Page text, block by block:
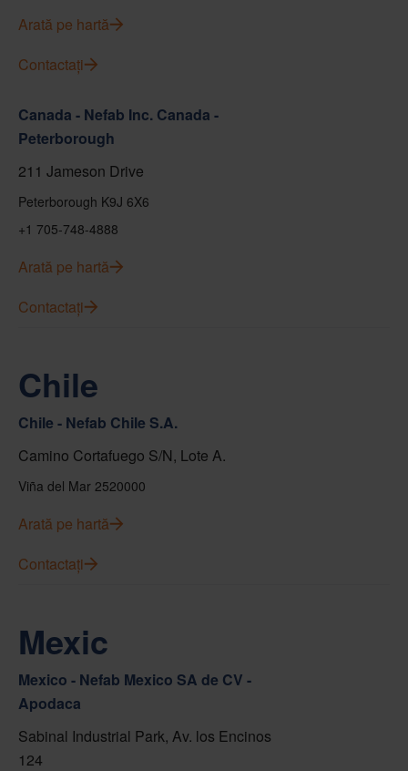
Arată pe hartă
Contactați
Canada - Nefab Inc. Canada -
Peterborough
211 Jameson Drive
Peterborough K9J 6X6
+1 705-748-4888
Arată pe hartă
Contactați
Chile
Chile - Nefab Chile S.A.
Camino Cortafuego S/N, Lote A.
Viña del Mar 2520000
Arată pe hartă
Contactați
Mexic
Mexico - Nefab Mexico SA de CV -
Apodaca
Sabinal Industrial Park, Av. los Encinos
124